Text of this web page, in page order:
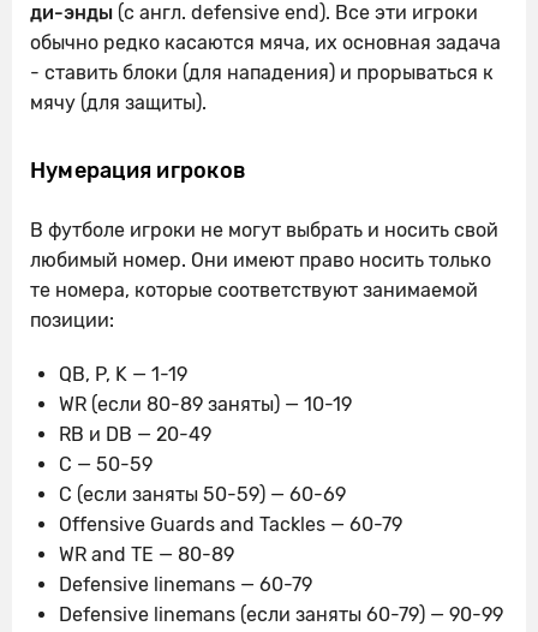
ди-энды (с англ. defensive end). Все эти игроки
обычно редко касаются мяча, их основная задача
- ставить блоки (для нападения) и прорываться к
мячу (для защиты).
Нумерация игроков
В футболе игроки не могут выбрать и носить свой
любимый номер. Они имеют право носить только
те номера, которые соответствуют занимаемой
позиции:
QB, P, K — 1-19
WR (если 80-89 заняты) — 10-19
RB и DB — 20-49
C — 50-59
C (если заняты 50-59) — 60-69
Offensive Guards and Tackles — 60-79
WR and TE — 80-89
Defensive linemans — 60-79
Defensive linemans (если заняты 60-79) — 90-99